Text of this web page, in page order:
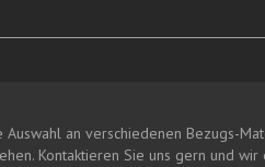
an verschiedenen Bezugs-
Kontaktieren Sie uns gern und